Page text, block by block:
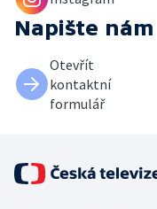
Napište nám
Otevřít
kontaktní
formulář